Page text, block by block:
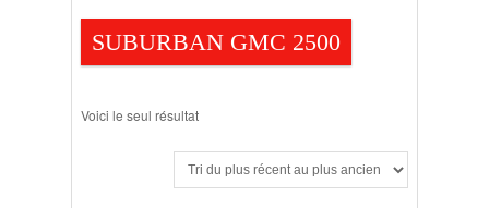
SUBURBAN GMC 2500
Voici le seul résultat